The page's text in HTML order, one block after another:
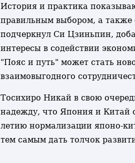
История и практика
правильным выбором, а также
подчеркнул Си Цзиньпин,
интересы в содействии
"Пояс и путь" может стать
взаимовыгодного
Тосихиро Никай в свою
надежду, что Япония и Китай
летию нормализации японо-
тем самым дать толчок